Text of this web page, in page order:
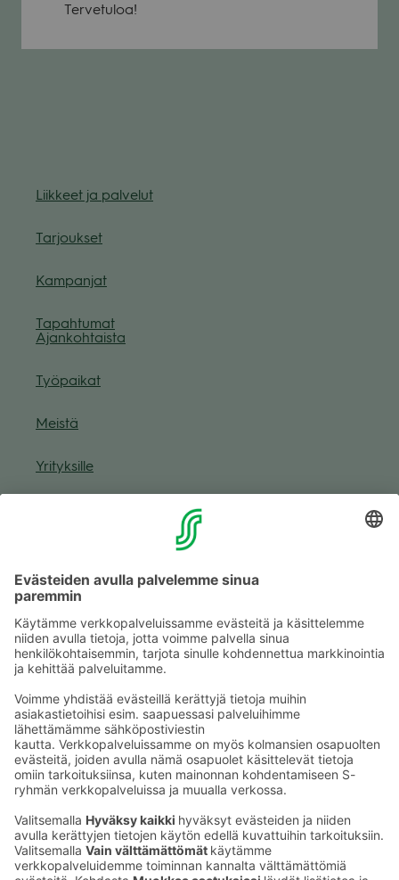
Ter­ve­tu­loa!
Liik­keet ja pal­ve­lut
Tar­jouk­set
Kam­pan­jat
Tapah­tu­mat
Ajan­koh­taista
Työ­pai­kat
Meistä
Yri­tyk­sille
Muuta eväs­tea­se­tuk­sia & eväs­tein­for­maa­tio
Tie­to­suo­ja­se­loste (Arina)
Kaup­pa­kes­kus
Ma-pe
9–20
La
9–19
Su
11–18
Katso poik­keus­au­kio­lottäältä
Iso­katu 22–25,